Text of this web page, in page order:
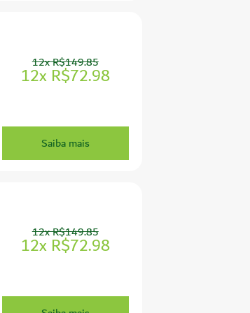
12x R$149.85
12x R$72.98
Saiba mais
12x R$149.85
12x R$72.98